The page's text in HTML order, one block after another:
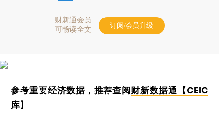
财新通会员
可畅读全文
订阅/会员升级
参考重要经济数据，推荐查阅财新数据通【CEIC
库】